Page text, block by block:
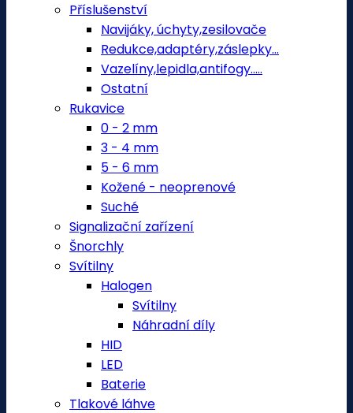
Příslušenství
Navijáky, úchyty,zesilovače
Redukce,adaptéry,záslepky...
Vazelíny,lepidla,antifogy.....
Ostatní
Rukavice
0 - 2 mm
3 - 4 mm
5 - 6 mm
Kožené - neoprenové
Suché
Signalizační zařízení
Šnorchly
Svítilny
Halogen
Svítilny
Náhradní díly
HID
LED
Baterie
Tlakové láhve